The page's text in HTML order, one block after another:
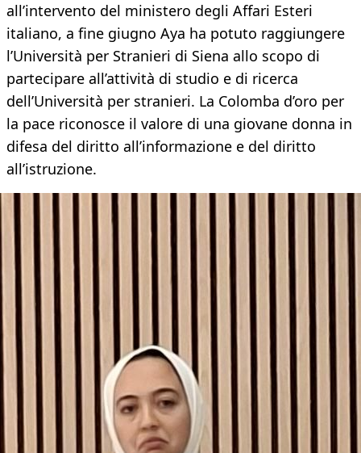
all’intervento del ministero degli Affari Esteri
italiano, a fine giugno Aya ha potuto raggiungere
l’Università per Stranieri di Siena allo scopo di
partecipare all’attività di studio e di ricerca
dell’Università per stranieri. La Colomba d’oro per
la pace riconosce il valore di una giovane donna in
difesa del diritto all’informazione e del diritto
all’istruzione.